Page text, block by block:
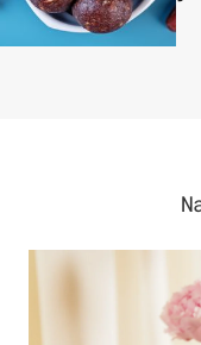
MODA & LJEPOTA